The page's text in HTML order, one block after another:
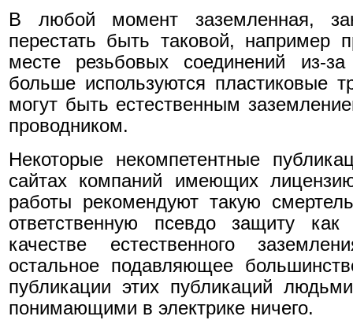
В любой момент заземленная,
перестать быть таковой, например
месте резьбовых соединений из-
больше используются пластиковые
могут быть естественным
проводником.
Некоторые некомпетентные
сайтах компаний имеющих
работы рекомендуют такую
ответственную псевдо защиту
качестве естественного
остальное подавляющее
публикации этих публикаций
понимающими в электрике ничего.